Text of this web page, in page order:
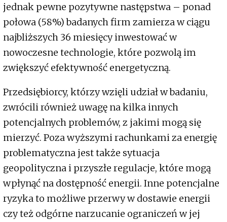
jednak pewne pozytywne następstwa – ponad
połowa (58%) badanych firm zamierza w ciągu
najbliższych 36 miesięcy inwestować w
nowoczesne technologie, które pozwolą im
zwiększyć efektywność energetyczną.
Przedsiębiorcy, którzy wzięli udział w badaniu,
zwrócili również uwagę na kilka innych
potencjalnych problemów, z jakimi mogą się
mierzyć. Poza wyższymi rachunkami za energię
problematyczna jest także sytuacja
geopolityczna i przyszłe regulacje, które mogą
wpłynąć na dostępność energii. Inne potencjalne
ryzyka to możliwe przerwy w dostawie energii
czy też odgórne narzucanie ograniczeń w jej